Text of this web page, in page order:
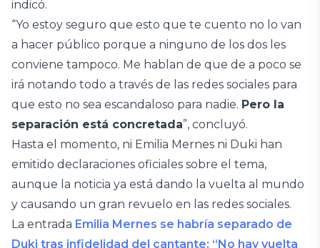
indicó.
“Yo estoy seguro que esto que te cuento no lo van
a hacer público porque a ninguno de los dos les
conviene tampoco. Me hablan de que de a poco se
irá notando todo a través de las redes sociales para
que esto no sea escandaloso para nadie. Pero la
separación está concretada”, concluyó.
Hasta el momento, ni Emilia Mernes ni Duki han
emitido declaraciones oficiales sobre el tema,
aunque la noticia ya está dando la vuelta al mundo
y causando un gran revuelo en las redes sociales.
La entrada Emilia Mernes se habría separado de
Duki tras infidelidad del cantante: “No hay vuelta